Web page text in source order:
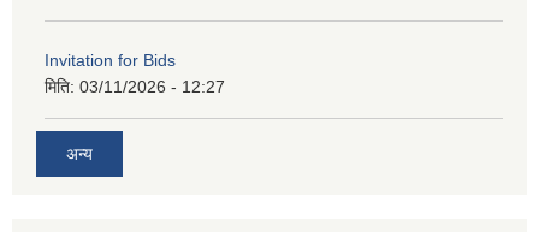
Invitation for Bids
मिति: 03/11/2026 - 12:27
अन्य